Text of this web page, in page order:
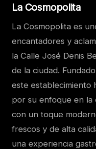
La Cosmopolita
La Cosmopolita es
encantadores y
la Calle José Denis
de la ciudad.
este establecimiento
por su enfoque en la
con un toque
frescos y de alta
una experiencia